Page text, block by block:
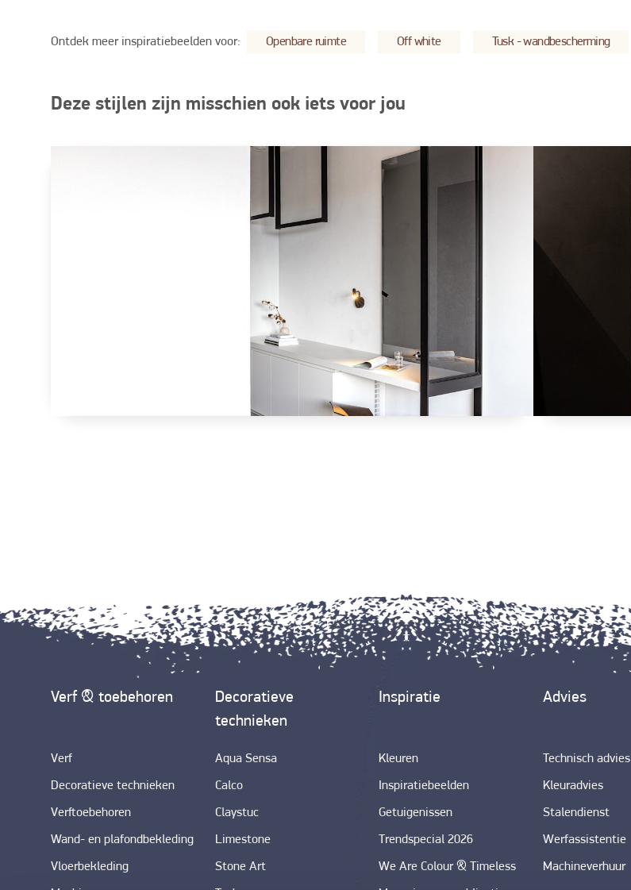
Ontdek meer inspiratiebeelden voor: Openbare ruimte Off white Tusk - wandbescherming
Deze stijlen zijn misschien ook iets voor jou
Verf & toebehoren
Verf
Decoratieve technieken
Verftoebehoren
Wand- en plafondbekleding
Vloerbekleding
Decoratieve
technieken
Aqua Sensa
Calco
Claystuc
Limestone
Stone Art
Inspiratie
Kleuren
Inspiratiebeelden
Getuigenissen
Trendspecial 2026
We Are Colour & Timeless
Advies
Technisch advies
Kleuradvies
Stalendienst
Werfassistentie
Machineverhuur